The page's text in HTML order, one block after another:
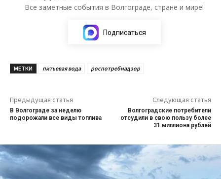
Все заметные события в Волгограде, стране и мире!
Подписаться
МЕТКИ питьевая вода роспотребнадзор
Предыдущая статья
В Волгограде за неделю
подорожали все виды топлива
Следующая статья
Волгоградские потребители
отсудили в свою пользу более
31 миллиона рублей